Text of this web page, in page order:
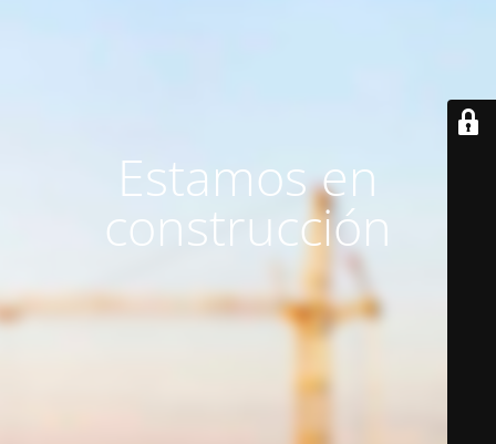
Estamos en
construcción